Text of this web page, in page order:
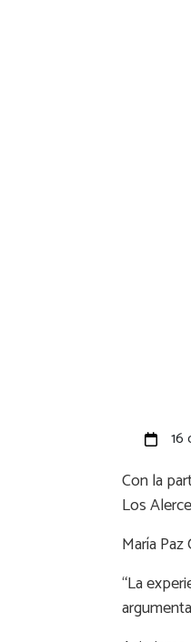
16
Con la
Los
María
“La